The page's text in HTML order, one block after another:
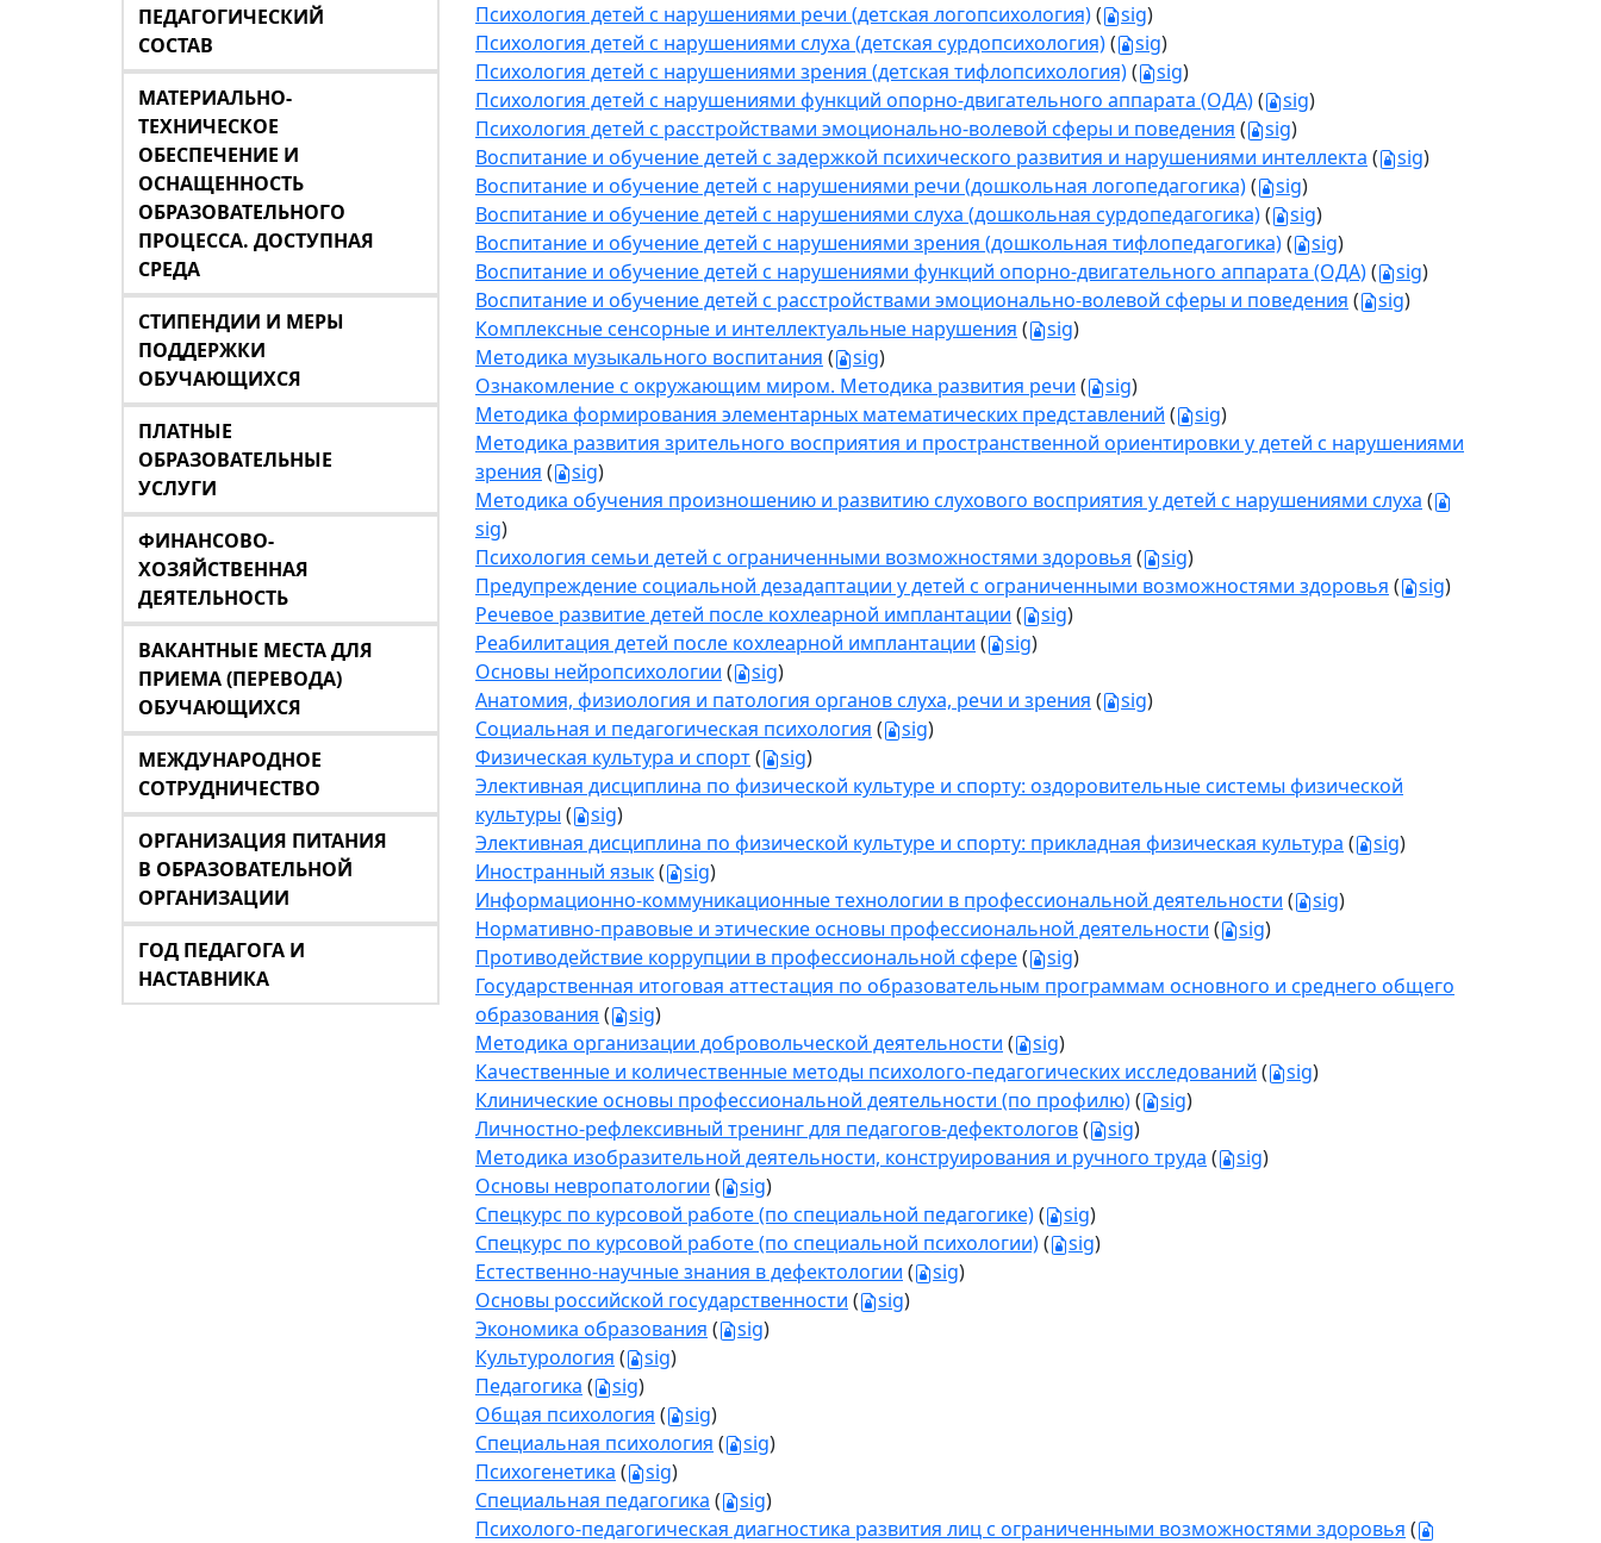
ПЕДАГОГИЧЕСКИЙ
СОСТАВ
МАТЕРИАЛЬНО-
ТЕХНИЧЕСКОЕ
ОБЕСПЕЧЕНИЕ И
ОСНАЩЕННОСТЬ
ОБРАЗОВАТЕЛЬНОГО
ПРОЦЕССА. ДОСТУПНАЯ
СРЕДА
СТИПЕНДИИ И МЕРЫ
ПОДДЕРЖКИ
ОБУЧАЮЩИХСЯ
ПЛАТНЫЕ
ОБРАЗОВАТЕЛЬНЫЕ
УСЛУГИ
ФИНАНСОВО-
ХОЗЯЙСТВЕННАЯ
ДЕЯТЕЛЬНОСТЬ
ВАКАНТНЫЕ МЕСТА ДЛЯ
ПРИЕМА (ПЕРЕВОДА)
ОБУЧАЮЩИХСЯ
МЕЖДУНАРОДНОЕ
СОТРУДНИЧЕСТВО
ОРГАНИЗАЦИЯ ПИТАНИЯ
В ОБРАЗОВАТЕЛЬНОЙ
ОРГАНИЗАЦИИ
ГОД ПЕДАГОГА И
НАСТАВНИКА
Психология детей с нарушениями речи (детская логопсихология)( sig)
Психология детей с нарушениями слуха (детская сурдопсихология)( sig)
Психология детей с нарушениями зрения (детская тифлопсихология)( sig)
Психология детей с нарушениями функций опорно-двигательного аппарата (ОДА)( sig)
Психология детей с расстройствами эмоционально-волевой сферы и поведения ( sig)
Воспитание и обучение детей с задержкой психического развития и нарушениями интеллекта ( sig)
Воспитание и обучение детей с нарушениями речи (дошкольная логопедагогика)( sig)
Воспитание и обучение детей с нарушениями слуха (дошкольная сурдопедагогика)( sig)
Воспитание и обучение детей с нарушениями зрения (дошкольная тифлопедагогика)( sig)
Воспитание и обучение детей с нарушениями функций опорно-двигательного аппарата (ОДА)( sig)
Воспитание и обучение детей с расстройствами эмоционально-волевой сферы и поведения ( sig)
Комплексные сенсорные и интеллектуальные нарушения ( sig)
Методика музыкального воспитания ( sig)
Ознакомление с окружающим миром. Методика развития речи ( sig)
Методика формирования элементарных математических представлений ( sig)
Методика развития зрительного восприятия и пространственной ориентировки у детей с нарушениями
зрения ( sig)
Методика обучения произношению и развитию слухового восприятия у детей с нарушениями слуха (
sig)
Психология семьи детей с ограниченными возможностями здоровья ( sig)
Предупреждение социальной дезадаптации у детей с ограниченными возможностями здоровья ( sig)
Речевое развитие детей после кохлеарной имплантации ( sig)
Реабилитация детей после кохлеарной имплантации ( sig)
Основы нейропсихологии ( sig)
Анатомия, физиология и патология органов слуха, речи и зрения ( sig)
Социальная и педагогическая психология ( sig)
Физическая культура и спорт( sig)
Элективная дисциплина по физической культуре и спорту: оздоровительные системы физической
культуры ( sig)
Элективная дисциплина по физической культуре и спорту: прикладная физическая культура ( sig)
Иностранный язык( sig)
Информационно-коммуникационные технологии в профессиональной деятельности ( sig)
Нормативно-правовые и этические основы профессиональной деятельности ( sig)
Противодействие коррупции в профессиональной сфере( sig)
Государственная итоговая аттестация по образовательным программам основного и среднего общего
образования ( sig)
Методика организации добровольческой деятельности ( sig)
Качественные и количественные методы психолого-педагогических исследований ( sig)
Клинические основы профессиональной деятельности (по профилю)( sig)
Личностно-рефлексивный тренинг для педагогов-дефектологов( sig)
Методика изобразительной деятельности, конструирования и ручного труда ( sig)
Основы невропатологии ( sig)
Спецкурс по курсовой работе (по специальной педагогике)( sig)
Спецкурс по курсовой работе (по специальной психологии)( sig)
Естественно-научные знания в дефектологии ( sig)
Основы российской государственности ( sig)
Экономика образования ( sig)
Культурология ( sig)
Педагогика ( sig)
Общая психология ( sig)
Специальная психология ( sig)
Психогенетика ( sig)
Специальная педагогика ( sig)
Психолого-педагогическая диагностика развития лиц с ограниченными возможностями здоровья (